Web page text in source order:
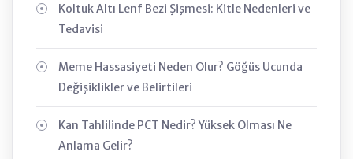
Koltuk Altı Lenf Bezi Şişmesi: Kitle Nedenleri ve
Tedavisi
Meme Hassasiyeti Neden Olur? Göğüs Ucunda
Değişiklikler ve Belirtileri
Kan Tahlilinde PCT Nedir? Yüksek Olması Ne
Anlama Gelir?